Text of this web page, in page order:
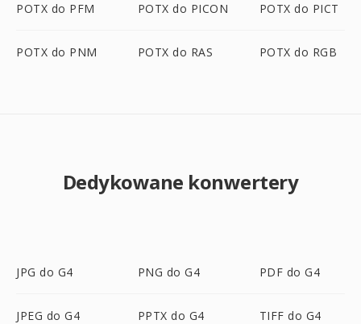
POTX do PFM POTX do PICON POTX do PICT
POTX do PNM POTX do RAS POTX do RGB
Dedykowane konwertery
JPG do G4 PNG do G4 PDF do G4
JPEG do G4 PPTX do G4 TIFF do G4